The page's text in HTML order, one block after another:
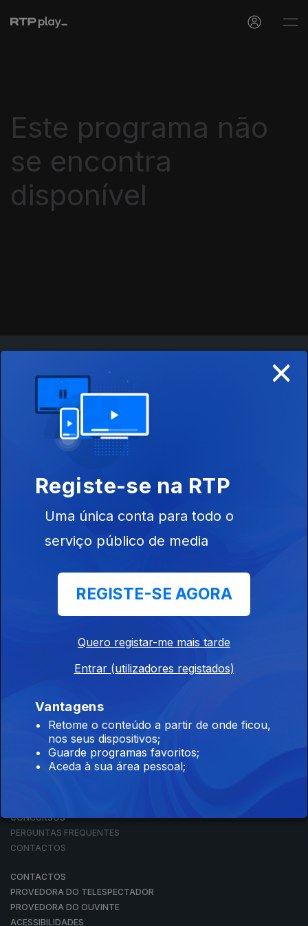
Este programa não
se encontra
disponível
Disponível para iOS, Android, Apple TV, Android TV e
RTP ARQUIVOS
RTP ENSINA
RTP PLAY
EM DIRETO
CONCURSOS
PERGUNTAS FREQUENTES
CONTACTOS
CONTACTOS
PROVEDORA DO TELESPECTADOR
PROVEDORA DO OUVINTE
ACESSIBILIDADES
×
Registe-se na RTP
Uma única conta para todo o
serviço público de media
REGISTE-SE AGORA
Quero registar-me mais tarde
Entrar (utilizadores registados)
Vantagens
Retome o conteúdo a partir de onde ficou,
nos seus dispositivos;
Guarde programas favoritos;
Aceda à sua área pessoal;